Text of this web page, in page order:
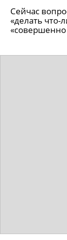
Сейчас
«делать что-
«совершенно